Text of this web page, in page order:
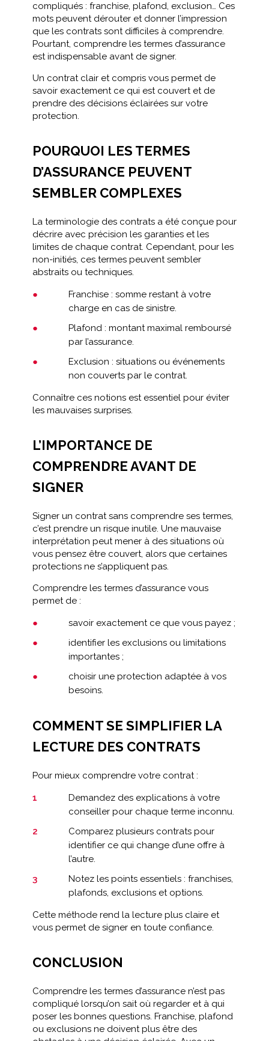
compliqués : franchise, plafond, exclusion… Ces
mots peuvent dérouter et donner l’impression
que les contrats sont difficiles à comprendre.
Pourtant, comprendre les termes d’assurance
est indispensable avant de signer.
Un contrat clair et compris vous permet de
savoir exactement ce qui est couvert et de
prendre des décisions éclairées sur votre
protection.
POURQUOI LES TERMES
D’ASSURANCE PEUVENT
SEMBLER COMPLEXES
La terminologie des contrats a été conçue pour
décrire avec précision les garanties et les
limites de chaque contrat. Cependant, pour les
non-initiés, ces termes peuvent sembler
abstraits ou techniques.
Franchise : somme restant à votre
charge en cas de sinistre.
Plafond : montant maximal remboursé
par l’assurance.
Exclusion : situations ou événements
non couverts par le contrat.
Connaître ces notions est essentiel pour éviter
les mauvaises surprises.
L’IMPORTANCE DE
COMPRENDRE AVANT DE
SIGNER
Signer un contrat sans comprendre ses termes,
c’est prendre un risque inutile. Une mauvaise
interprétation peut mener à des situations où
vous pensez être couvert, alors que certaines
protections ne s’appliquent pas.
Comprendre les termes d’assurance vous
permet de :
savoir exactement ce que vous payez ;
identifier les exclusions ou limitations
importantes ;
choisir une protection adaptée à vos
besoins.
COMMENT SE SIMPLIFIER LA
LECTURE DES CONTRATS
Pour mieux comprendre votre contrat :
Demandez des explications à votre
conseiller pour chaque terme inconnu.
Comparez plusieurs contrats pour
identifier ce qui change d’une offre à
l’autre.
Notez les points essentiels : franchises,
plafonds, exclusions et options.
Cette méthode rend la lecture plus claire et
vous permet de signer en toute confiance.
CONCLUSION
Comprendre les termes d’assurance n’est pas
compliqué lorsqu’on sait où regarder et à qui
poser les bonnes questions. Franchise, plafond
ou exclusions ne doivent plus être des